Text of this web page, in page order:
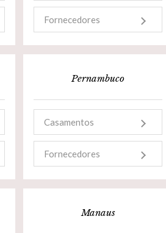
Fornecedores
Pernambuco
Casamentos
Fornecedores
Manaus